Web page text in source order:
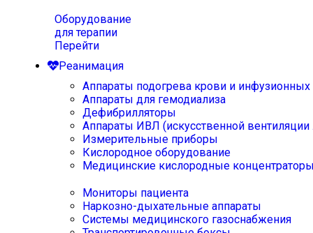
Оборудование
для терапии
Перейти
Реанимация
Аппараты подогрева крови и инфузионных
Аппараты для гемодиализа
Дефибрилляторы
Аппараты ИВЛ (искусственной вентиляции
Измерительные приборы
Кислородное оборудование
Медицинские кислородные
Мониторы пациента
Наркозно-дыхательные аппараты
Системы медицинского газоснабжения